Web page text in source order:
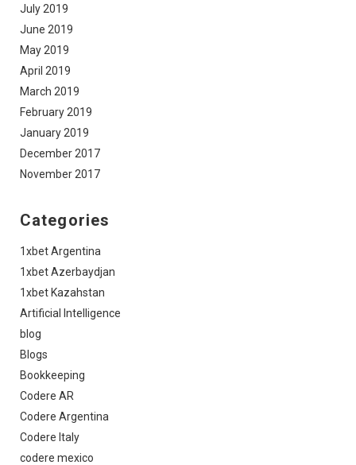
July 2019
June 2019
May 2019
April 2019
March 2019
February 2019
January 2019
December 2017
November 2017
Categories
1xbet Argentina
1xbet Azerbaydjan
1xbet Kazahstan
Artificial Intelligence
blog
Blogs
Bookkeeping
Codere AR
Codere Argentina
Codere Italy
codere mexico